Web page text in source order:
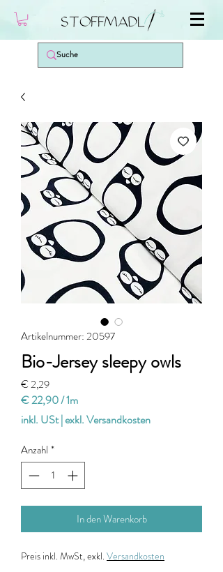
Artikelnummer: 20597
Bio-Jersey sleepy owls
€ 2,29Preis
€ 22,90/1m
€ 22,90
pro
1
Meter
inkl. USt|exkl. Versandkosten
Anzahl *
In den Warenkorb
Preis inkl. MwSt, exkl. Versandkosten